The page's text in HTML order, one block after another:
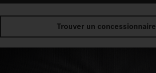
Trouver un concessionnaire